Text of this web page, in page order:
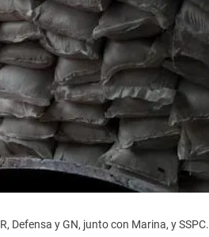
Defensa y GN, junto con Marina, y SSPC.